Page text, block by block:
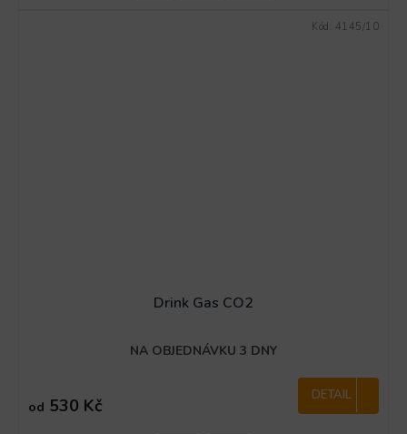
Drink Gas CO2
NA OBJEDNÁVKU 3 DNY
od 530 Kč DETAIL
Kód: 4145/10